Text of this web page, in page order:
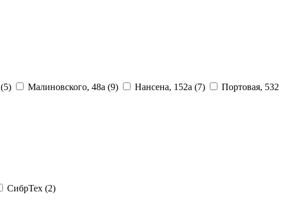
(5) Малиновского, 48а (9) Нансена, 152а (7)
Портовая, 532
СибрТех (2)